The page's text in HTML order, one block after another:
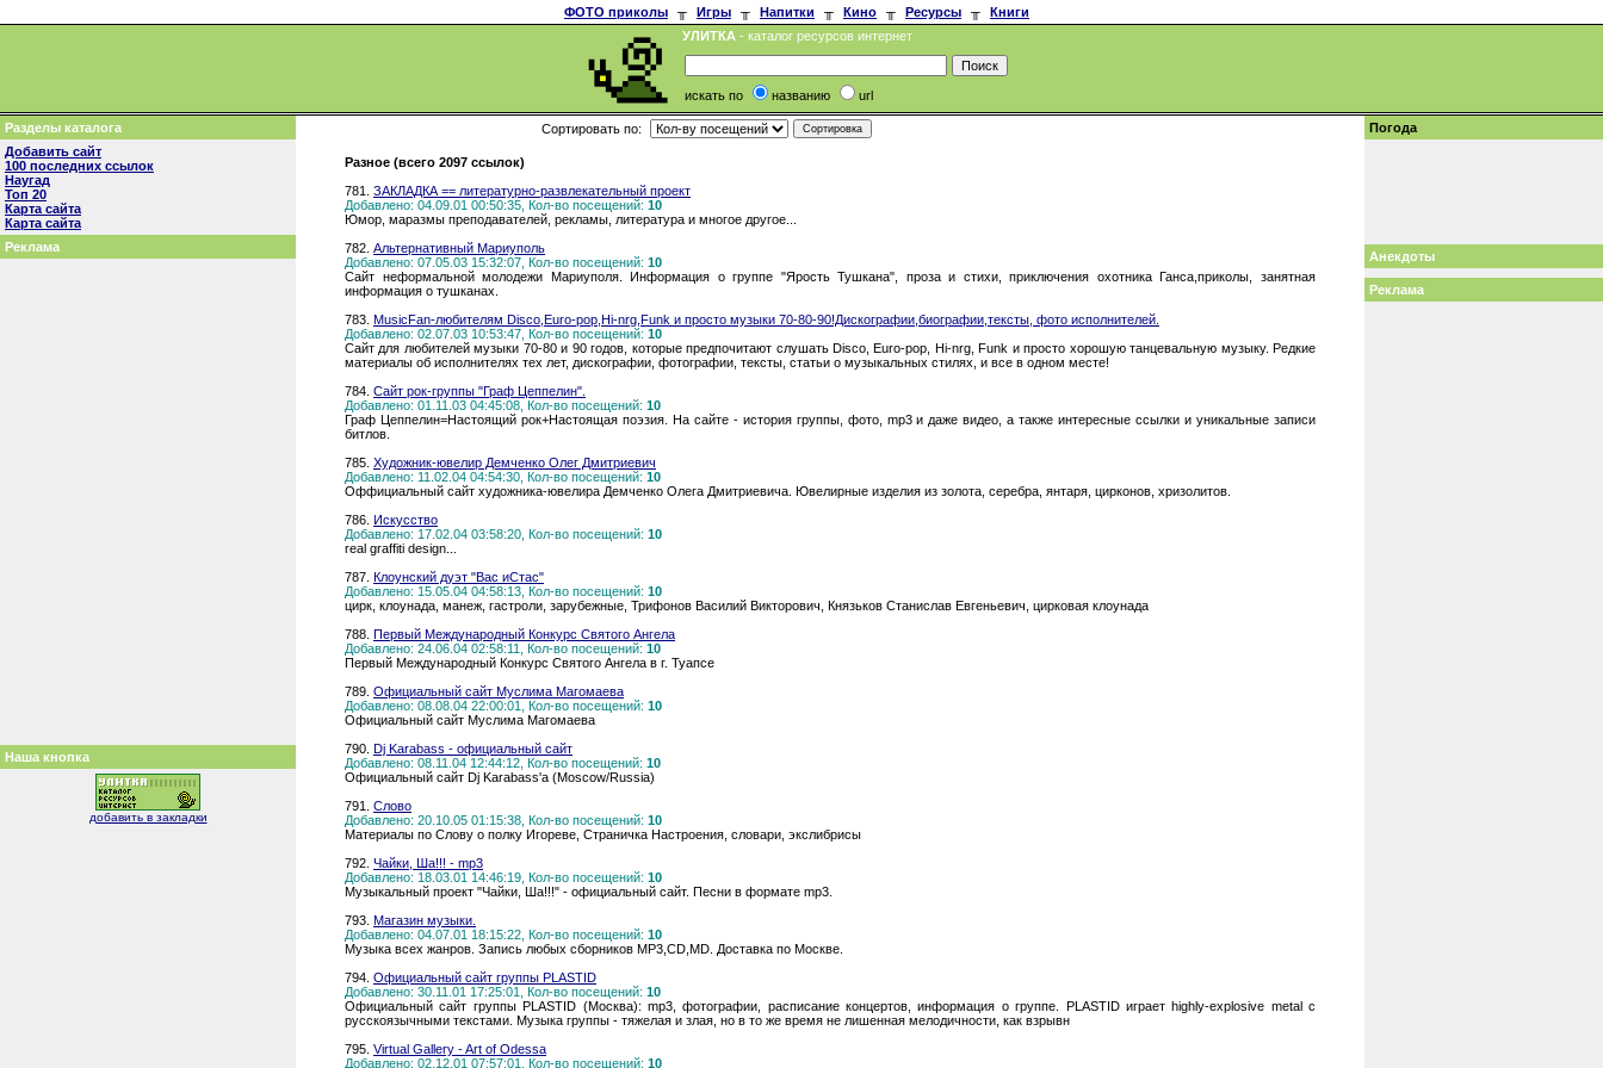
ФОТО приколы ╥ Игры ╥ Напитки ╥ Кино ╥ Ресурсы ╥
Книги
УЛИТКА - каталог ресурсов интернет
искать по названию url
Разделы каталога
Добавить сайт
100 последних ссылок
Наугад
Топ 20
Карта сайта
Карта сайта
Реклама
Наша кнопка
добавить в закладки
Сортировать по:
Разное (всего 2097 ссылок)
781. ЗАКЛАДКА == литературно-развлекательный проект
Добавлено: 04.09.01 00:50:35, Кол-во посещений: 10
Юмор, маразмы преподавателей, рекламы, литература и многое другое...
782. Альтернативный Мариуполь
Добавлено: 07.05.03 15:32:07, Кол-во посещений: 10
Сайт неформальной молодежи Мариуполя. Информация о группе "Ярость Тушкана", проза и стихи, приключения охотника Ганса,приколы, занятная
информация о тушканах.
783. MusicFan-любителям Disco,Euro-pop,Hi-nrg,Funk и просто музыки 70-80-90!Дискографии,биографии,тексты, фото исполнителей.
Добавлено: 02.07.03 10:53:47, Кол-во посещений: 10
Сайт для любителей музыки 70-80 и 90 годов, которые предпочитают слушать Disco, Euro-pop, Hi-nrg, Funk и просто хорошую танцевальную музыку. Редкие
материалы об исполнителях тех лет, дискографии, фотографии, тексты, статьи о музыкальных стилях, и все в одном месте!
784. Сайт рок-группы "Граф Цеппелин".
Добавлено: 01.11.03 04:45:08, Кол-во посещений: 10
Граф Цеппелин=Настоящий рок+Настоящая поэзия. На сайте - история группы, фото, mp3 и даже видео, а также интересные ссылки и уникальные записи
битлов.
785. Художник-ювелир Демченко Олег Дмитриевич
Добавлено: 11.02.04 04:54:30, Кол-во посещений: 10
Оффициальный сайт художника-ювелира Демченко Олега Дмитриевича. Ювелирные изделия из золота, серебра, янтаря, цирконов, хризолитов.
786. Искусство
Добавлено: 17.02.04 03:58:20, Кол-во посещений: 10
real graffiti design...
787. Клоунский дуэт "Вас иСтас"
Добавлено: 15.05.04 04:58:13, Кол-во посещений: 10
цирк, клоунада, манеж, гастроли, зарубежные, Трифонов Василий Викторович, Князьков Станислав Евгеньевич, цирковая клоунада
788. Первый Международный Конкурс Святого Ангела
Добавлено: 24.06.04 02:58:11, Кол-во посещений: 10
Первый Международный Конкурс Святого Ангела в г. Туапсе
789. Официальный сайт Муслима Магомаева
Добавлено: 08.08.04 22:00:01, Кол-во посещений: 10
Официальный сайт Муслима Магомаева
790. Dj Karabass - официальный сайт
Добавлено: 08.11.04 12:44:12, Кол-во посещений: 10
Официальный сайт Dj Karabass'a (Moscow/Russia)
791. Слово
Добавлено: 20.10.05 01:15:38, Кол-во посещений: 10
Материалы по Слову о полку Игореве, Страничка Настроения, словари, экслибрисы
792. Чайки, Ша!!! - mp3
Добавлено: 18.03.01 14:46:19, Кол-во посещений: 10
Музыкальный проект "Чайки, Ша!!!" - официальный сайт. Песни в формате mp3.
793. Магазин музыки.
Добавлено: 04.07.01 18:15:22, Кол-во посещений: 10
Музыка всех жанров. Запись любых сборников MP3,CD,MD. Доставка по Москве.
794. Официальный сайт группы PLASTID
Добавлено: 30.11.01 17:25:01, Кол-во посещений: 10
Официальный сайт группы PLASTID (Москва): mp3, фотографии, расписание концертов, информация о группе. PLASTID играет highly-explosive metal с
русскоязычными текстами. Музыка группы - тяжелая и злая, но в то же время не лишенная мелодичности, как взрывн
795. Virtual Gallery - Art of Odessa
Добавлено: 02.12.01 07:57:01, Кол-во посещений: 10
Погода
Анекдоты
Реклама